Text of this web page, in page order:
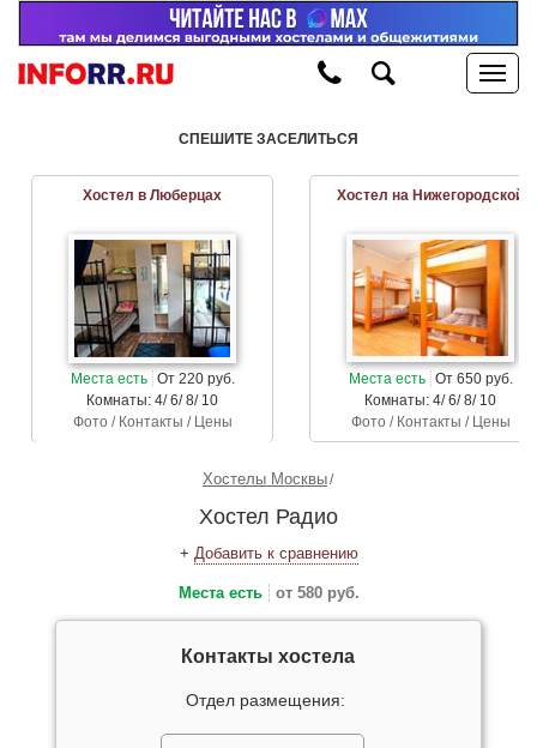
СПЕШИТЕ ЗАСЕЛИТЬСЯ
Хостел в Люберцах
Места есть От 220 руб.
Комнаты: 4/ 6/ 8/ 10
Фото / Контакты / Цены
Хостел на Нижегородской
Места есть От 650 руб.
Комнаты: 4/ 6/ 8/ 10
Фото / Контакты / Цены
Хостелы Москвы
Хостел Радио
+ Добавить к сравнению
Места есть от 580 руб.
Контакты хостела
Отдел размещения: